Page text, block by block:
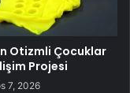
Otizmli Çocuklar
Projesi
7, 2026